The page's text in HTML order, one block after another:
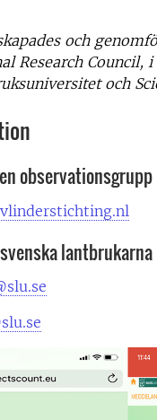
och
Research Council,
och
observationsgrupp
lantbrukarna